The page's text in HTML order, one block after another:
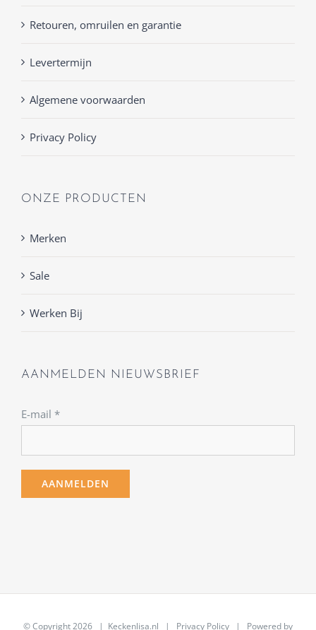
Retouren, omruilen en garantie
Levertermijn
Algemene voorwaarden
Privacy Policy
ONZE PRODUCTEN
Merken
Sale
Werken Bij
AANMELDEN NIEUWSBRIEF
E-mail *
© Copyright2026 | Keckenlisa.nl | Privacy Policy | Powered by